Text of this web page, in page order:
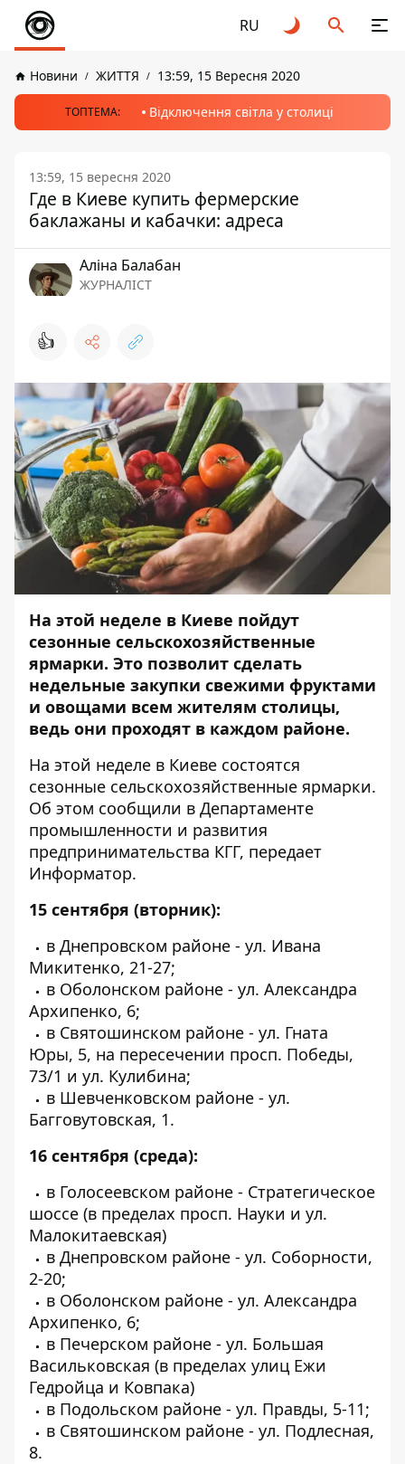
RU
Новини ЖИТТЯ 13:59, 15 Вересня 2020
ТОПТЕМА: Відключення світла у столиці
13:59, 15 вересня 2020
Где в Киеве купить фермерские
баклажаны и кабачки: адреса
Аліна Балабан
ЖУРНАЛІСТ
👍
На этой неделе в Киеве пойдут
сезонные сельскохозяйственные
ярмарки. Это позволит сделать
недельные закупки свежими фруктами
и овощами всем жителям столицы,
ведь они проходят в каждом районе.
На этой неделе в Киеве состоятся
сезонные сельскохозяйственные ярмарки.
Об этом сообщили в Департаменте
промышленности и развития
предпринимательства КГГ, передает
Информатор.
15 сентября (вторник):
в Днепровском районе - ул. Ивана
Микитенко, 21-27;
в Оболонском районе - ул. Александра
Архипенко, 6;
в Святошинском районе - ул. Гната
Юры, 5, на пересечении просп. Победы,
73/1 и ул. Кулибина;
в Шевченковском районе - ул.
Багговутовская, 1.
16 сентября (среда):
в Голосеевском районе - Стратегическое
шоссе (в пределах просп. Науки и ул.
Малокитаевская)
в Днепровском районе - ул. Соборности,
2-20;
в Оболонском районе - ул. Александра
Архипенко, 6;
в Печерском районе - ул. Большая
Васильковская (в пределах улиц Ежи
Гедройца и Ковпака)
в Подольском районе - ул. Правды, 5-11;
в Святошинском районе - ул. Подлесная,
8.